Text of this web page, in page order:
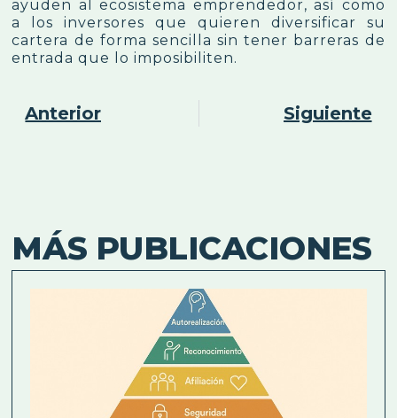
ayuden al ecosistema emprendedor, así como
a los inversores que quieren diversificar su
cartera de forma sencilla sin tener barreras de
entrada que lo imposibiliten.
Anterior Siguiente
MÁS PUBLICACIONES